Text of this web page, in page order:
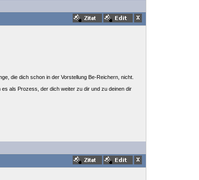
die dich schon in der Vorstellung Be-Reichern, nicht.
als Prozess, der dich weiter zu dir und zu deinen dir